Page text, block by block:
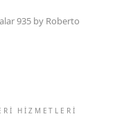
935 by Roberto
HİZMETLERİ